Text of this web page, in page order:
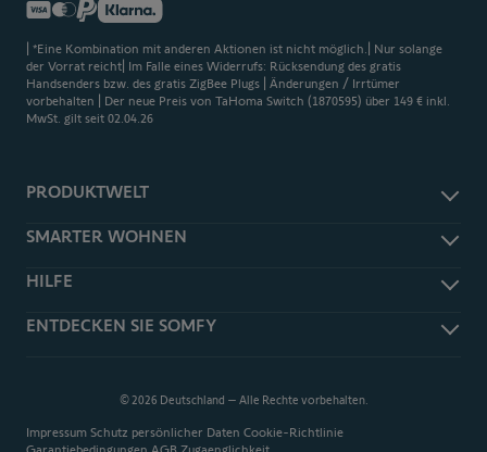
PRODUKTWELT
Rolläden & Sonnenschutz
Terrassenbeschattung
Kameras & Alarm
SMARTER WOHNEN
Kompatibilität
Welcher Antrieb für mein Tor?
Rundum sicher
Smarter Zugang
HILFE
Hilfe-Center
Bedienungsanleitungen
Bestellung widerrufen
ENTDECKEN SIE SOMFY
So Open & Technologien
| *Eine Kombination mit anderen Aktionen ist nicht möglich.| Nur solange
der Vorrat reicht| Im Falle eines Widerrufs: Rücksendung des gratis
Handsenders bzw. des gratis ZigBee Plugs | Änderungen / Irrtümer
vorbehalten | Der neue Preis von TaHoma Switch (1870595) über 149 € inkl.
MwSt. gilt seit 02.04.26
© 2026 Deutschland – Alle Rechte vorbehalten.
Impressum Schutz persönlicher Daten Cookie-Richtlinie